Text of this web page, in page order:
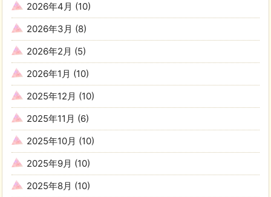
2026年4月 (10)
2026年3月 (8)
2026年2月 (5)
2026年1月 (10)
2025年12月 (10)
2025年11月 (6)
2025年10月 (10)
2025年9月 (10)
2025年8月 (10)